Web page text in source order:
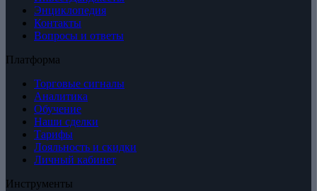
Энциклопедия
Контакты
Вопросы и ответы
Платформа
Торговые сигналы
Аналитика
Обучение
Наши сделки
Тарифы
Лояльность и скидки
Личный кабинет
Инструменты